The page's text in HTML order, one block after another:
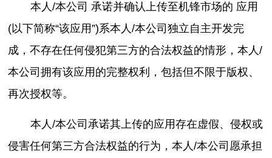
本人/本公司 承诺并确认上传至机锋市场的 应用
(以下简称“该应用”)系本人/本公司独立自主开发完
成，不存在任何侵犯第三方的合法权益的情形，本人/
本公司拥有该应用的完整权利，包括但不限于版权、
再次授权等。
本人/本公司承诺其上传的应用存在虚假、侵权或
侵害任何第三方合法权益的行为，本人/本公司愿承担